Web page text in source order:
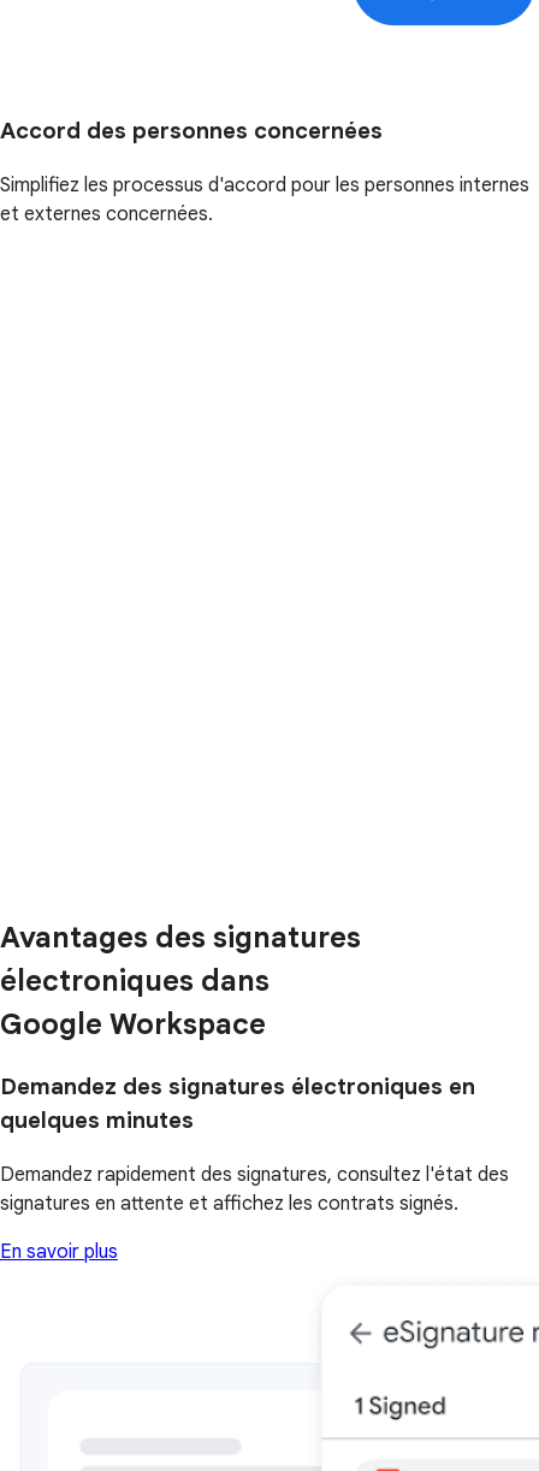
Accord des personnes concernées
Simplifiez les processus d'accord pour les personnes internes
et externes concernées.
Avantages des signatures
électroniques dans
Google Workspace
Demandez des signatures électroniques en
quelques minutes
Demandez rapidement des signatures, consultez l'état des
signatures en attente et affichez les contrats signés.
En savoir plus